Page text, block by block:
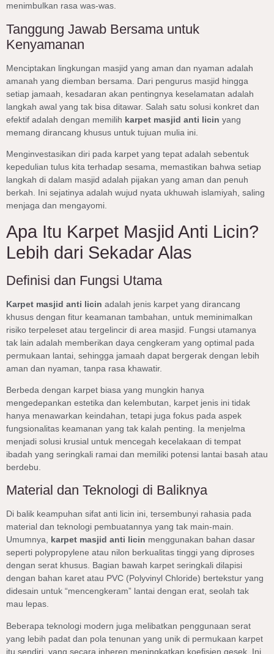
menimbulkan rasa was-was.
Tanggung Jawab Bersama untuk
Kenyamanan
Menciptakan lingkungan masjid yang aman dan nyaman adalah
amanah yang diemban bersama. Dari pengurus masjid hingga
setiap jamaah, kesadaran akan pentingnya keselamatan adalah
langkah awal yang tak bisa ditawar. Salah satu solusi konkret dan
efektif adalah dengan memilih karpet masjid anti licin yang
memang dirancang khusus untuk tujuan mulia ini.
Menginvestasikan diri pada karpet yang tepat adalah sebentuk
kepedulian tulus kita terhadap sesama, memastikan bahwa setiap
langkah di dalam masjid adalah pijakan yang aman dan penuh
berkah. Ini sejatinya adalah wujud nyata ukhuwah islamiyah, saling
menjaga dan mengayomi.
Apa Itu Karpet Masjid Anti Licin?
Lebih dari Sekadar Alas
Definisi dan Fungsi Utama
Karpet masjid anti licin adalah jenis karpet yang dirancang
khusus dengan fitur keamanan tambahan, untuk meminimalkan
risiko terpeleset atau tergelincir di area masjid. Fungsi utamanya
tak lain adalah memberikan daya cengkeram yang optimal pada
permukaan lantai, sehingga jamaah dapat bergerak dengan lebih
aman dan nyaman, tanpa rasa khawatir.
Berbeda dengan karpet biasa yang mungkin hanya
mengedepankan estetika dan kelembutan, karpet jenis ini tidak
hanya menawarkan keindahan, tetapi juga fokus pada aspek
fungsionalitas keamanan yang tak kalah penting. Ia menjelma
menjadi solusi krusial untuk mencegah kecelakaan di tempat
ibadah yang seringkali ramai dan memiliki potensi lantai basah atau
berdebu.
Material dan Teknologi di Baliknya
Di balik keampuhan sifat anti licin ini, tersembunyi rahasia pada
material dan teknologi pembuatannya yang tak main-main.
Umumnya, karpet masjid anti licin menggunakan bahan dasar
seperti polypropylene atau nilon berkualitas tinggi yang diproses
dengan serat khusus. Bagian bawah karpet seringkali dilapisi
dengan bahan karet atau PVC (Polyvinyl Chloride) bertekstur yang
didesain untuk “mencengkeram” lantai dengan erat, seolah tak
mau lepas.
Beberapa teknologi modern juga melibatkan penggunaan serat
yang lebih padat dan pola tenunan yang unik di permukaan karpet
itu sendiri, yang secara inheren meningkatkan koefisien gesek. Ini